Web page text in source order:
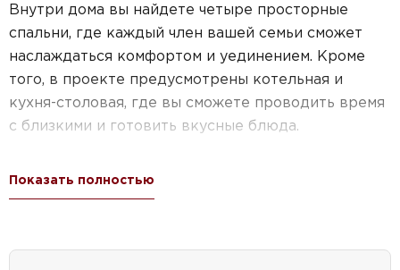
Внутри дома вы найдете четыре просторные
спальни, где каждый член вашей семьи сможет
наслаждаться комфортом и уединением. Кроме
того, в проекте предусмотрены котельная и
кухня-столовая, где вы сможете проводить время
с близкими и готовить вкусные блюда.
террасы и крыльца площадью 35,2 квадратных
друзьями и близкими, а также создать уютную
Показать полностью